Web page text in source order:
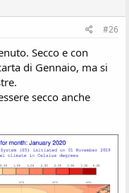
#26
Secco e con
di Gennaio, ma si
secco anche